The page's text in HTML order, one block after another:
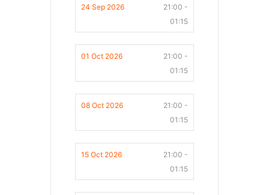
24 Sep 2026
21:00 -
01:15
01 Oct 2026
21:00 -
01:15
08 Oct 2026
21:00 -
01:15
15 Oct 2026
21:00 -
01:15